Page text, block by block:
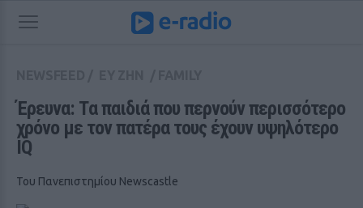
Έρευνα: Tα παιδιά που περνούν περισσότερο
χρόνο με τον πατέρα τους έχουν υψηλότερο
IQ
Του Πανεπιστημίου Newscastle